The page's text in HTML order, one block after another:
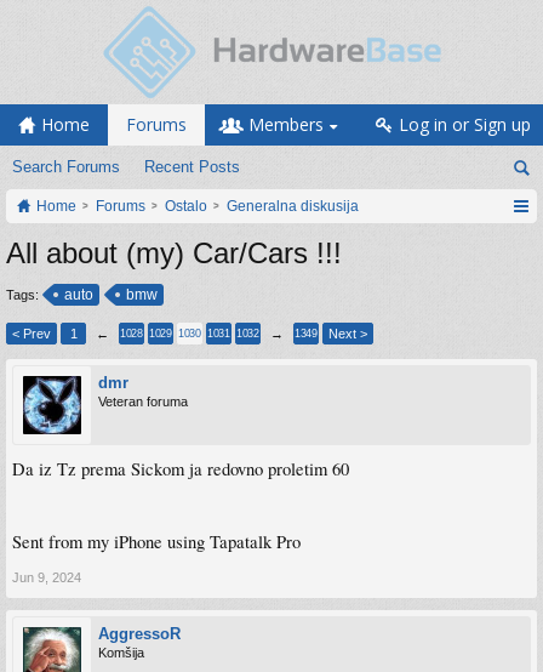
Home Forums
Search Forums Recent Posts
Members Log in or Sign up
Home Forums Ostalo Generalna diskusija
All about (my) Car/Cars !!!
Tags: auto bmw
< Prev 1 ← 1028 1029 1030 1031 1032 → 1349 Next >
dmr
Veteran foruma
Da iz Tz prema Sickom ja redovno proletim 60
Sent from my iPhone using Tapatalk Pro
Jun 9, 2024
AggressoR
Komšija